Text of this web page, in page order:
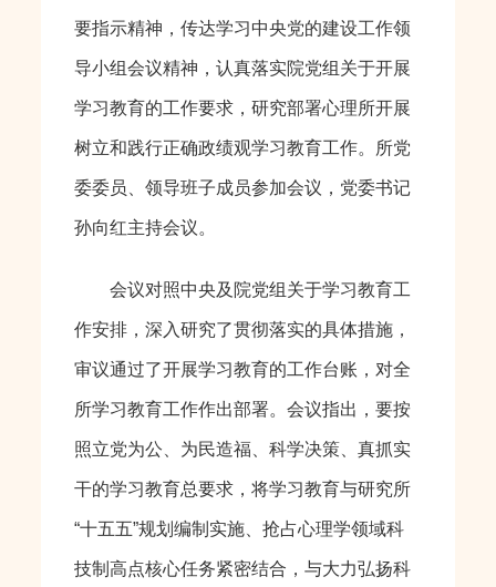
要指示精神，传达学习中央党的建设工作领
导小组会议精神，认真落实院党组关于开展
学习教育的工作要求，研究部署心理所开展
树立和践行正确政绩观学习教育工作。所党
委委员、领导班子成员参加会议，党委书记
孙向红主持会议。
会议对照中央及院党组关于学习教育工
作安排，深入研究了贯彻落实的具体措施，
审议通过了开展学习教育的工作台账，对全
所学习教育工作作出部署。会议指出，要按
照立党为公、为民造福、科学决策、真抓实
干的学习教育总要求，将学习教育与研究所
“十五五”规划编制实施、抢占心理学领域科
技制高点核心任务紧密结合，与大力弘扬科